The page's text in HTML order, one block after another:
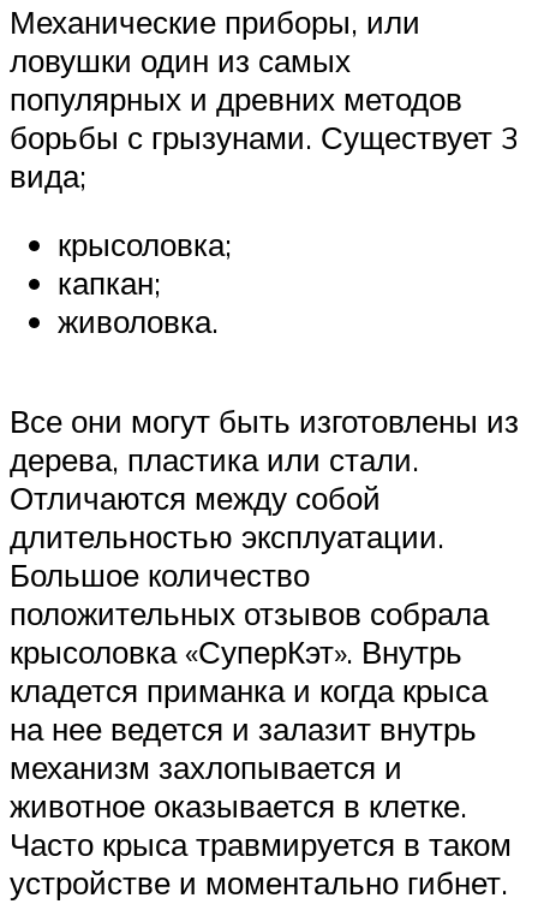
Механические приборы, или
ловушки один из самых
популярных и древних методов
борьбы с грызунами. Существует 3
вида;
крысоловка;
капкан;
живоловка.
Все они могут быть изготовлены из
дерева, пластика или стали.
Отличаются между собой
длительностью эксплуатации.
Большое количество
положительных отзывов собрала
крысоловка «СуперКэт». Внутрь
кладется приманка и когда крыса
на нее ведется и залазит внутрь
механизм захлопывается и
животное оказывается в клетке.
Часто крыса травмируется в таком
устройстве и моментально гибнет.